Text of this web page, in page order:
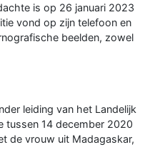
is op 26 januari 2023
vond op zijn telefoon en
beelden, zowel
leiding van het Landelijk
tussen 14 december 2020
de vrouw uit Madagaskar,